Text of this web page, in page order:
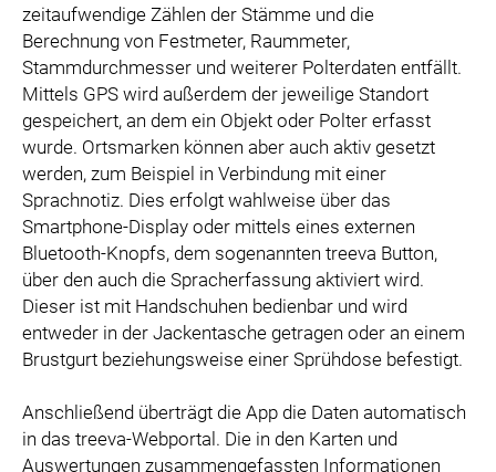
zeitaufwendige Zählen der Stämme und die
Berechnung von Festmeter, Raummeter,
Stammdurchmesser und weiterer Polterdaten entfällt.
Mittels GPS wird außerdem der jeweilige Standort
gespeichert, an dem ein Objekt oder Polter erfasst
wurde. Ortsmarken können aber auch aktiv gesetzt
werden, zum Beispiel in Verbindung mit einer
Sprachnotiz. Dies erfolgt wahlweise über das
Smartphone-Display oder mittels eines externen
Bluetooth-Knopfs, dem sogenannten treeva Button,
über den auch die Spracherfassung aktiviert wird.
Dieser ist mit Handschuhen bedienbar und wird
entweder in der Jackentasche getragen oder an einem
Brustgurt beziehungsweise einer Sprühdose befestigt.
Anschließend überträgt die App die Daten automatisch
in das treeva-Webportal. Die in den Karten und
Auswertungen zusammengefassten Informationen